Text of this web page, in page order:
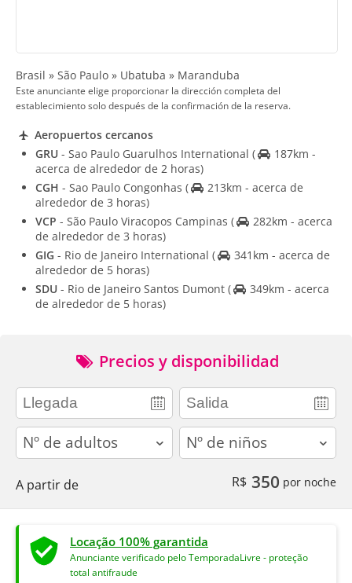
Brasil » São Paulo » Ubatuba » Maranduba
Este anunciante elige proporcionar la dirección completa del
establecimiento solo después de la confirmación de la reserva.
Aeropuertos cercanos
GRU - Sao Paulo Guarulhos International (
187km -
acerca de alrededor de 2 horas)
CGH - Sao Paulo Congonhas (
213km - acerca de
alrededor de 3 horas)
VCP - São Paulo Viracopos Campinas (
282km - acerca
de alrededor de 3 horas)
GIG - Rio de Janeiro International (
341km - acerca de
alrededor de 5 horas)
SDU - Rio de Janeiro Santos Dumont (
349km - acerca
de alrededor de 5 horas)
Precios y disponibilidad
adults children
A partir de R$ 350 por noche
Locação 100% garantida
Anunciante verificado pelo TemporadaLivre - proteção
total antifraude